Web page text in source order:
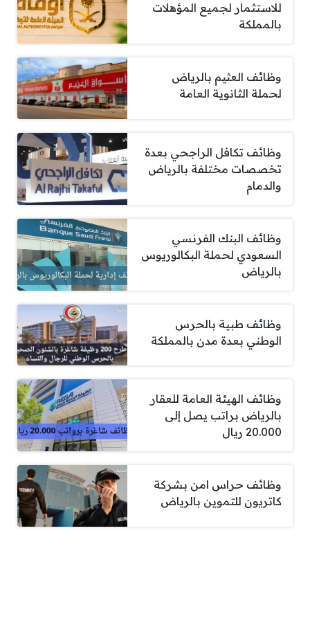
للاستثمار لجميع المؤهلات
بالمملكة
وظائف العثيم بالرياض
لحملة الثانوية العامة
وظائف تكافل الراجحي بعدة
تخصصات مختلفة بالرياض
والدمام
وظائف البنك الفرنسي
السعودي لحملة البكالوريوس
بالرياض
وظائف طبية بالحرس
الوطني بعدة مدن بالمملكة
وظائف الهيئة العامة للعقار
بالرياض براتب يصل إلى
20.000 ريال
وظائف حراس امن بشركة
كاتريون للتموين بالرياض